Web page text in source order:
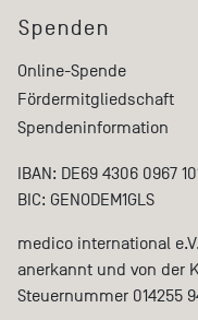
Spenden
Online-Spende
Fördermitgliedschaft
Spendeninformation
IBAN: DE69 4306 0967
BIC: GENODEM1GLS
medico international
anerkannt und von der
Steuernummer 014255